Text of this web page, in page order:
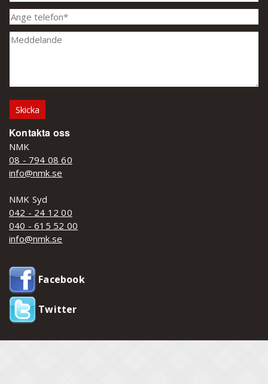
Kontakta oss
NMK
08 - 794 08 60
info@nmk.se
NMK Syd
042 - 24 12 00
040 - 615 52 00
info@nmk.se
Facebook
Twitter